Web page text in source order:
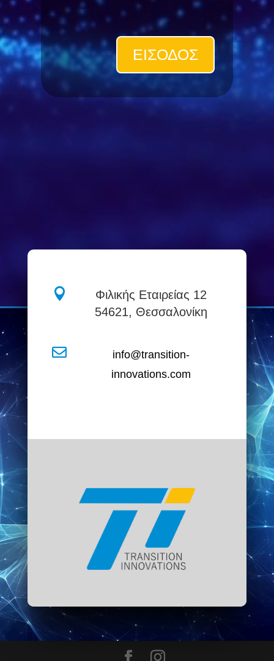
ΕΙΣΟΔΟΣ

Φιλικής Εταιρείας 12
54621, Θεσσαλονίκη

info@transition-
innovations.com